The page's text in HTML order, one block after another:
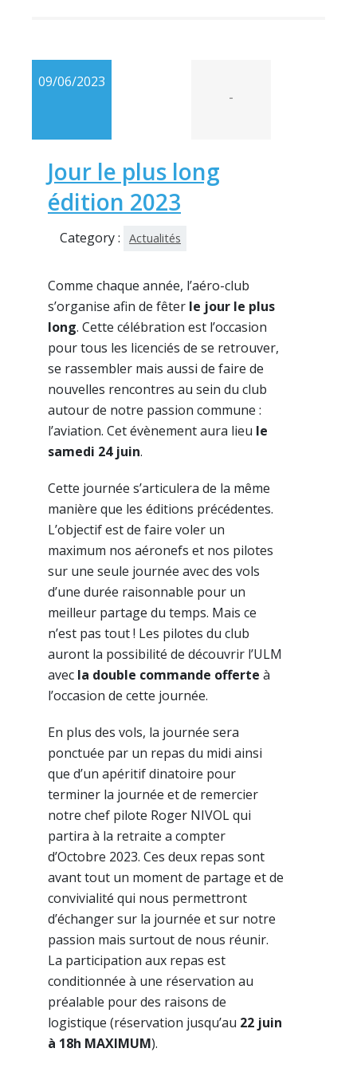
09/06/2023
-
Jour le plus long
édition 2023
Category : Actualités
Comme chaque année, l’aéro-club
s’organise afin de fêter le jour le plus
long. Cette célébration est l’occasion
pour tous les licenciés de se retrouver,
se rassembler mais aussi de faire de
nouvelles rencontres au sein du club
autour de notre passion commune :
l’aviation. Cet évènement aura lieu le
samedi 24 juin.
Cette journée s’articulera de la même
manière que les éditions précédentes.
L’objectif est de faire voler un
maximum nos aéronefs et nos pilotes
sur une seule journée avec des vols
d’une durée raisonnable pour un
meilleur partage du temps. Mais ce
n’est pas tout ! Les pilotes du club
auront la possibilité de découvrir l’ULM
avec la double commande offerte à
l’occasion de cette journée.
En plus des vols, la journée sera
ponctuée par un repas du midi ainsi
que d’un apéritif dinatoire pour
terminer la journée et de remercier
notre chef pilote Roger NIVOL qui
partira à la retraite a compter
d’Octobre 2023. Ces deux repas sont
avant tout un moment de partage et de
convivialité qui nous permettront
d’échanger sur la journée et sur notre
passion mais surtout de nous réunir.
La participation aux repas est
conditionnée à une réservation au
préalable pour des raisons de
logistique (réservation jusqu’au 22 juin
à 18h MAXIMUM).